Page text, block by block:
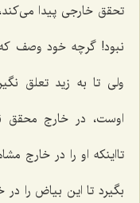
تحقق خارجی پیدا
نبود! گرچه خود وصف
ولی تا به زید تعلق
اوست، در خارج محقق
تااینکه او را در خارج
بگیرد تا این بیاض را